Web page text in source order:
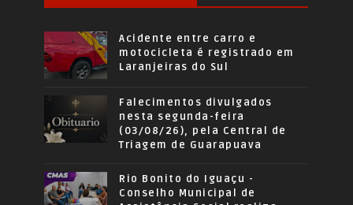
Acidente entre carro e
motocicleta é registrado em
Laranjeiras do Sul
Falecimentos divulgados
nesta segunda-feira
(03/08/26), pela Central de
Triagem de Guarapuava
Rio Bonito do Iguaçu -
Conselho Municipal de